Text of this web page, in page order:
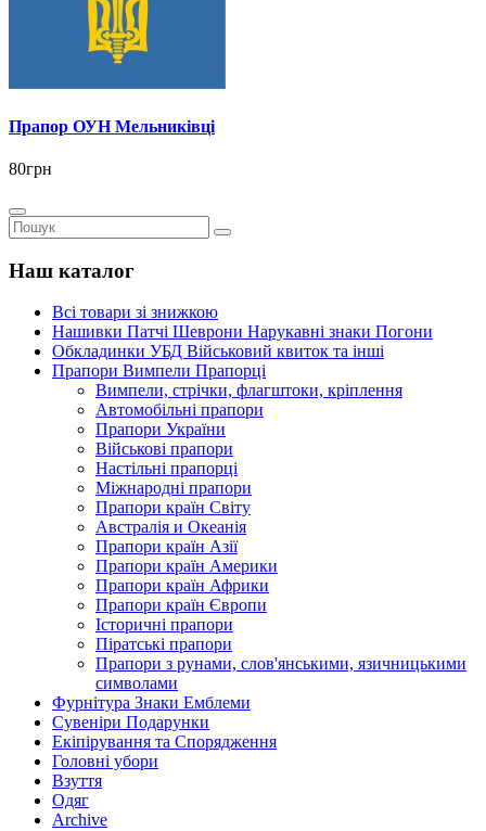
Прапор ОУН Мельниківці
80грн
Наш каталог
Всі товари зі знижкою
Нашивки Патчі Шеврони Нарукавні знаки Погони
Обкладинки УБД Військовий квиток та інші
Прапори Вимпели Прапорці
Вимпели, стрічки, флагштоки, кріплення
Автомобільні прапори
Прапори України
Військові прапори
Настільні прапорці
Міжнародні прапори
Прапори країн Світу
Австралія и Океанія
Прапори країн Азії
Прапори країн Америки
Прапори країн Африки
Прапори країн Європи
Історичні прапори
Піратські прапори
Прапори з рунами, слов'янськими, язичницькими
символами
Фурнітура Знаки Емблеми
Сувеніри Подарунки
Екіпірування та Спорядження
Головні убори
Взуття
Одяг
Archive